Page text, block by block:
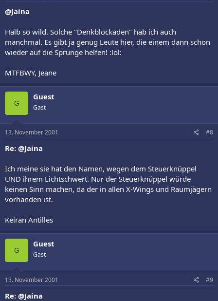
@Jaina
Halb so wild. Solche "Denkblockaden" hab ich auch
manchmal. Es gibt ja genug Leute hier, die einem dann schon
wieder auf die Sprünge helfen! :lol:
MTFBWY, Jeane
G
Guest
Gast
13. November 2001 #8
Re: @Jaina
Ich meine sie hat den Namen, wegen dem Steuerknüppel
UND ihrem Lichtschwert. Nur der Steuerknüppel würde
keinen Sinn machen, da der in allen X-Wings und Raumjägern
vorhanden ist.
Keiran Antilles
G
Guest
Gast
13. November 2001 #9
Re: @Jaina